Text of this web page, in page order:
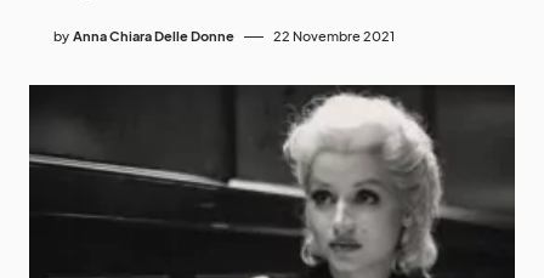
by Anna Chiara Delle Donne 22 Novembre 2021